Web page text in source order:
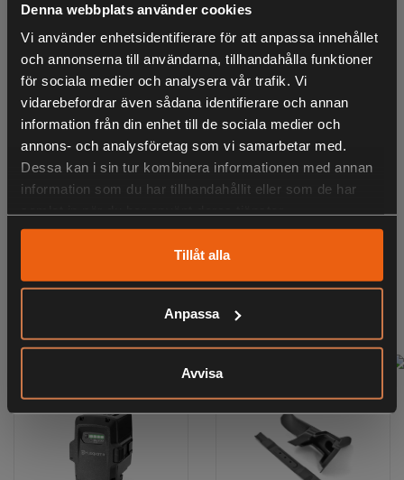
Denna webbplats använder cookies
Vi använder enhetsidentifierare för att anpassa innehållet
och annonserna till användarna, tillhandahålla funktioner
för sociala medier och analysera vår trafik. Vi
vidarebefordrar även sådana identifierare och annan
information från din enhet till de sociala medier och
annons- och analysföretag som vi samarbetar med.
Dessa kan i sin tur kombinera informationen med annan
information som du har tillhandahållit eller som de har
Tillåt alla
Anpassa
Avvisa
Med drivning, variabel hastighet
Drivsystem
Uppsamling/BioClip®/Bakutkast
Klippmetoder
47 cm
Klippbredd
BioClip® kit
Batteriladdare
Dubbla batterifack
Kontinuerlig drift med två batterier innebär längre körtid
och effektivare klippning
LIKNANDE PRODUKTER
KÖPS OFTA TILLSAMMANS
ANDRA HAR OCKSÅ TITTAT PÅ
RELATERADE PRODUKTER